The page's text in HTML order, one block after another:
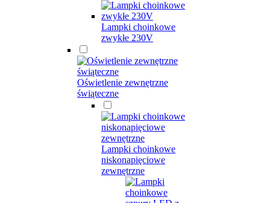
Lampki choinkowe
zwykłe 230V
Oświetlenie zewnętrzne
świąteczne
Lampki choinkowe
niskonapięciowe
zewnętrzne